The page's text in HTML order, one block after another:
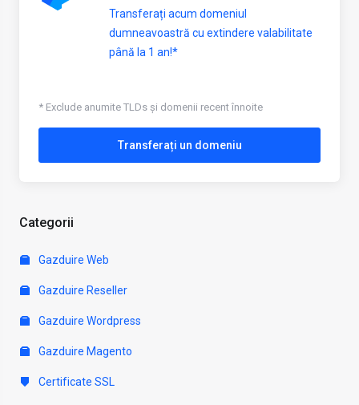
Categorii
Gazduire Web
Gazduire Reseller
Gazduire Wordpress
Gazduire Magento
Certificate SSL
Transferați acum domeniul
dumneavoastră cu extindere valabilitate
până la 1 an!*
* Exclude anumite TLDs și domenii recent înnoite
Transferați un domeniu